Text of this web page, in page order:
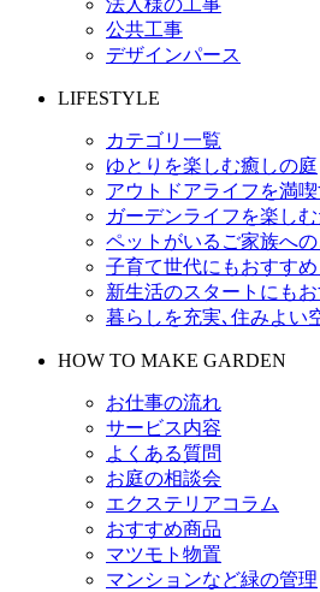
公共工事
デザインパース
LIFESTYLE
カテゴリ一覧
ゆとりを楽しむ癒しの庭
アウトドアライフを満
ガーデンライフを楽し
ペットがいるご家族へ
子育て世代にもおすす
新生活のスタートにも
暮らしを充実､住みよい
HOW TO MAKE GARDEN
お仕事の流れ
サービス内容
よくある質問
お庭の相談会
エクステリアコラム
おすすめ商品
マツモト物置
マンションなど緑の管理